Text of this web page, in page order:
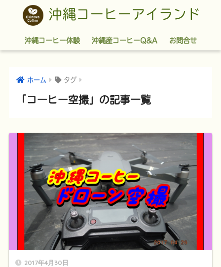
沖縄コーヒーアイランド
沖縄コーヒー体験 沖縄産コーヒーQ&A お問合せ
ホーム タグ
「コーヒー空撮」の記事一覧
2017年4月30日